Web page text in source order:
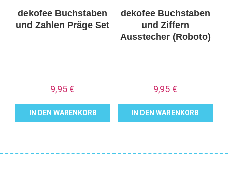
dekofee Buchstaben
und Zahlen Präge Set
9,95 €
IN DEN WARENKORB
dekofee Buchstaben
und Ziffern
Ausstecher (Roboto)
9,95 €
IN DEN WARENKORB